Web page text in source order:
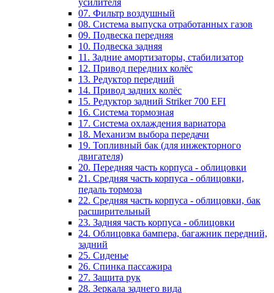
07. Фильтр воздушный
08. Система выпуска отработанных газов
09. Подвеска передняя
10. Подвеска задняя
11. Задние амортизаторы, стабилизатор
12. Привод передних колёс
13. Редуктор передний
14. Привод задних колёс
15. Редуктор задний Striker 700 EFI
16. Система тормозная
17. Система охлаждения вариатора
18. Механизм выбора передачи
19. Топливный бак (для инжекторного
двигателя)
20. Передняя часть корпуса - облицовки
21. Средняя часть корпуса - облицовки,
педаль тормоза
22. Средняя часть корпуса - облицовки, бак
расширительный
23. Задняя часть корпуса - облицовки
24. Облицовка бампера, багажник передний,
задний
25. Сиденье
26. Спинка пассажира
27. Защита рук
28. Зеркала заднего вида